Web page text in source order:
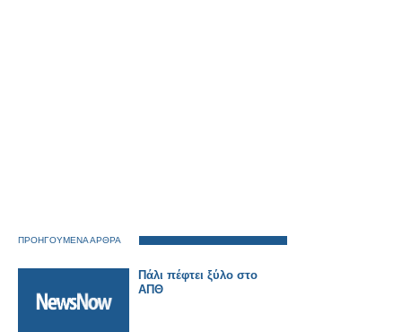
ΠΡΟΗΓΟΥΜΕΝΑ ΑΡΘΡΑ
Πάλι πέφτει ξύλο στο
ΑΠΘ